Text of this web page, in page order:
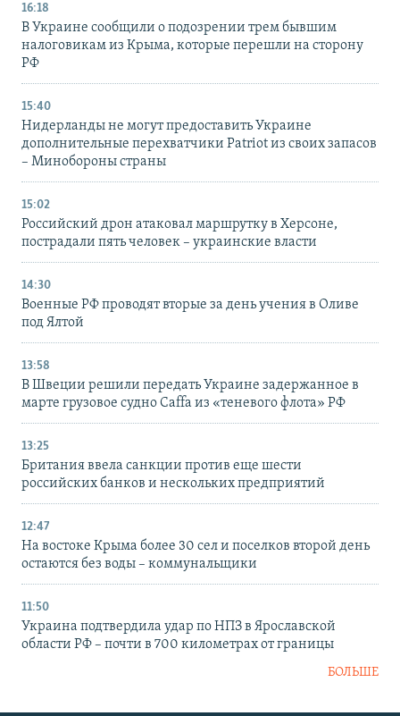
16:18
В Украине сообщили о подозрении трем бывшим
налоговикам из Крыма, которые перешли на сторону
РФ
15:40
Нидерланды не могут предоставить Украине
дополнительные перехватчики Patriot из своих запасов
– Минобороны страны
15:02
Российский дрон атаковал маршрутку в Херсоне,
пострадали пять человек – украинские власти
14:30
Военные РФ проводят вторые за день учения в Оливе
под Ялтой
13:58
В Швеции решили передать Украине задержанное в
марте грузовое судно Caffa из «теневого флота» РФ
13:25
Британия ввела санкции против еще шести
российских банков и нескольких предприятий
12:47
На востоке Крыма более 30 сел и поселков второй день
остаются без воды – коммунальщики
11:50
Украина подтвердила удар по НПЗ в Ярославской
области РФ – почти в 700 километрах от границы
БОЛЬШЕ